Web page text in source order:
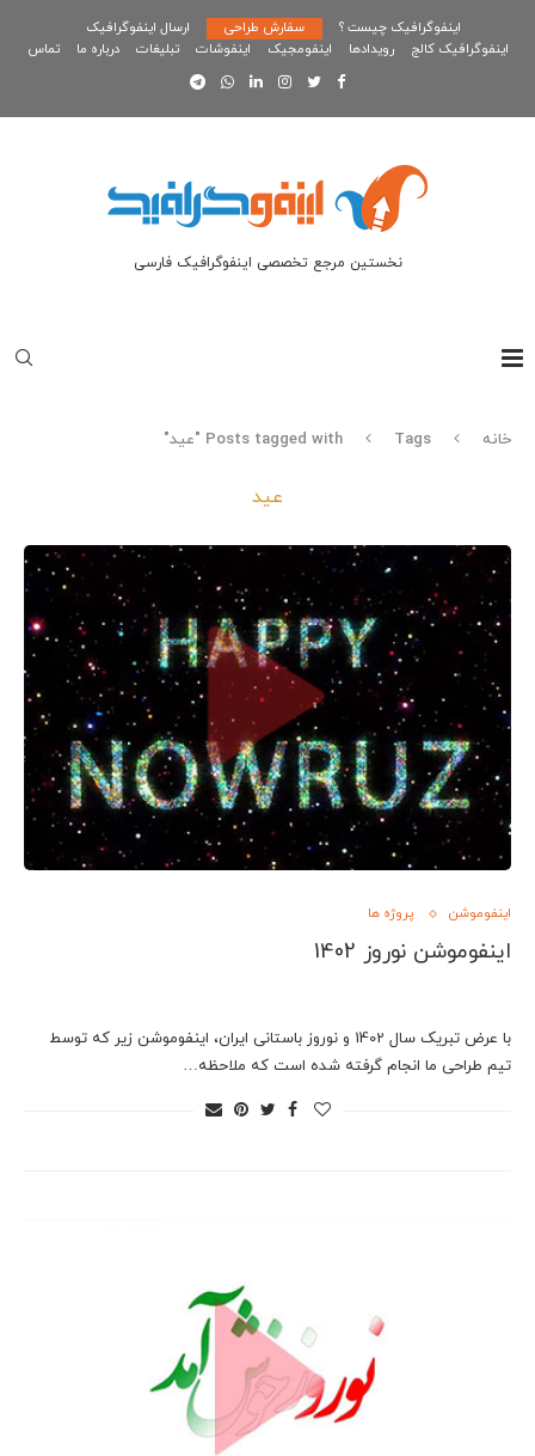
اینفوگرافیک چیست ؟ سفارش طراحی
ارسال اینفوگرافیک
اینفوگرافیک کالج
رویدادها اینفومجیک اینفوشات تبلیغات درباره ما تماس
نخستین مرجع تخصصی اینفوگرافیک فارسی
خانه Tags Posts tagged with "عید"
عید
اینفوموشن پروژه ها
اینفوموشن نوروز 1402
با عرض تبریک سال 1402 و نوروز باستانی ایران، اینفوموشن زیر که توسط
تیم طراحی ما انجام گرفته شده است که ملاحظه…